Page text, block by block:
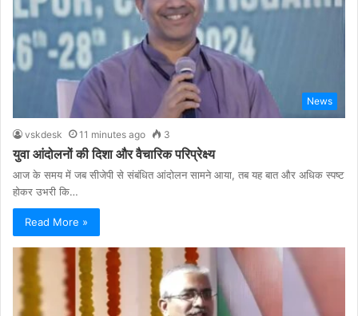
News
vskdesk 11 minutes ago 3
युवा आंदोलनों की दिशा और वैचारिक परिप्रेक्ष्य
आज के समय में जब सीजेपी से संबंधित आंदोलन सामने आया, तब यह बात और अधिक स्पष्ट
होकर उभरी कि…
Read More »